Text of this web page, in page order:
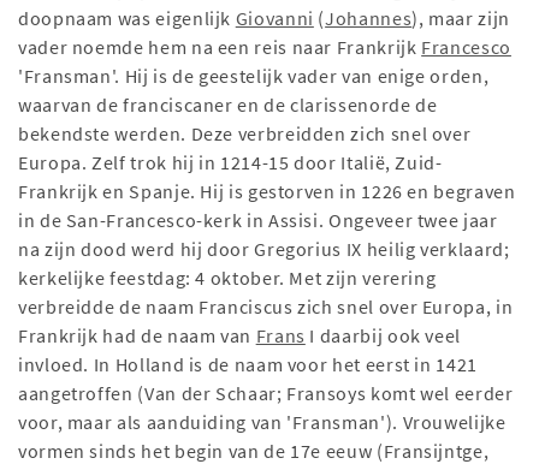
doopnaam was eigenlijk Giovanni (Johannes), maar zijn
vader noemde hem na een reis naar Frankrijk Francesco
'Fransman'. Hij is de geestelijk vader van enige orden,
waarvan de franciscaner en de clarissenorde de
bekendste werden. Deze verbreidden zich snel over
Europa. Zelf trok hij in 1214-15 door Italië, Zuid-
Frankrijk en Spanje. Hij is gestorven in 1226 en begraven
in de San-Francesco-kerk in Assisi. Ongeveer twee jaar
na zijn dood werd hij door Gregorius IX heilig verklaard;
kerkelijke feestdag: 4 oktober. Met zijn verering
verbreidde de naam Franciscus zich snel over Europa, in
Frankrijk had de naam van Frans I daarbij ook veel
invloed. In Holland is de naam voor het eerst in 1421
aangetroffen (Van der Schaar; Fransoys komt wel eerder
voor, maar als aanduiding van 'Fransman'). Vrouwelijke
vormen sinds het begin van de 17e eeuw (Fransijntge,